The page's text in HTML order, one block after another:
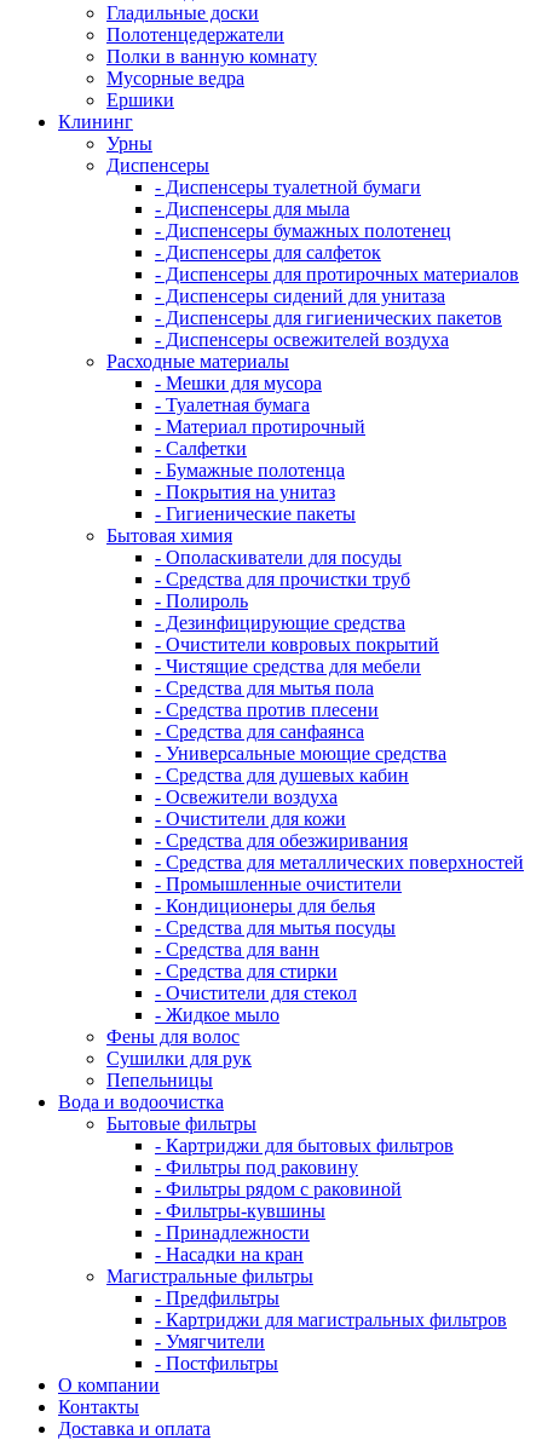
Гладильные доски
Полотенцедержатели
Полки в ванную комнату
Мусорные ведра
Ершики
Клининг
Урны
Диспенсеры
- Диспенсеры туалетной бумаги
- Диспенсеры для мыла
- Диспенсеры бумажных полотенец
- Диспенсеры для салфеток
- Диспенсеры для протирочных материалов
- Диспенсеры сидений для унитаза
- Диспенсеры для гигиенических пакетов
- Диспенсеры освежителей воздуха
Расходные материалы
- Мешки для мусора
- Туалетная бумага
- Материал протирочный
- Салфетки
- Бумажные полотенца
- Покрытия на унитаз
- Гигиенические пакеты
Бытовая химия
- Ополаскиватели для посуды
- Средства для прочистки труб
- Полироль
- Дезинфицирующие средства
- Очистители ковровых покрытий
- Чистящие средства для мебели
- Средства для мытья пола
- Средства против плесени
- Средства для санфаянса
- Универсальные моющие средства
- Средства для душевых кабин
- Освежители воздуха
- Очистители для кожи
- Средства для обезжиривания
- Средства для металлических поверхностей
- Промышленные очистители
- Кондиционеры для белья
- Средства для мытья посуды
- Средства для ванн
- Средства для стирки
- Очистители для стекол
- Жидкое мыло
Фены для волос
Сушилки для рук
Пепельницы
Вода и водоочистка
Бытовые фильтры
- Картриджи для бытовых фильтров
- Фильтры под раковину
- Фильтры рядом с раковиной
- Фильтры-кувшины
- Принадлежности
- Насадки на кран
Магистральные фильтры
- Предфильтры
- Картриджи для магистральных фильтров
- Умягчители
- Постфильтры
О компании
Контакты
Доставка и оплата